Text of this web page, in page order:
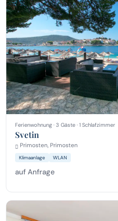
Ferienwohnung · 3 Gäste · 1 Schlafzimmer
Svetin
Primosten, Primosten
Klimaanlage WLAN
auf Anfrage